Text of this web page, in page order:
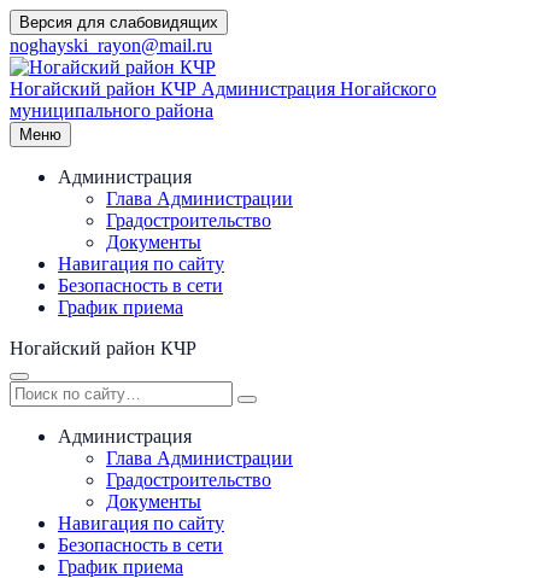
Перейти
к
содержимому
Версия для слабовидящих
noghayski_rayon@mail.ru
Ногайский район КЧР Администрация Ногайского
муниципального района
Меню
Администрация
Глава Администрации
Градостроительство
Документы
Навигация по сайту
Безопасность в сети
График приема
Ногайский район КЧР
Администрация
Глава Администрации
Градостроительство
Документы
Навигация по сайту
Безопасность в сети
График приема